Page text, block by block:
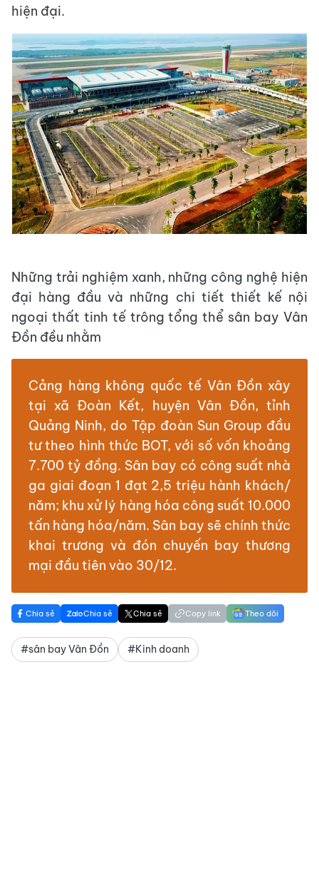
hiện đại.
Những trải nghiệm xanh, những công nghệ hiện
đại hàng đầu và những chi tiết thiết kế nội
ngoại thất tinh tế trông tổng thể sân bay Vân
Đồn đều nhằm
Cảng hàng không quốc tế Vân Đồn xây
tại xã Đoàn Kết, huyện Vân Đồn, tỉnh
Quảng Ninh, do Tập đoàn Sun Group đầu
tư theo hình thức BOT, với số vốn khoảng
7.700 tỷ đồng. Sân bay có công suất nhà
ga giai đoạn 1 đạt 2,5 triệu hành khách/
năm; khu xử lý hàng hóa công suất 10.000
tấn hàng hóa/năm. Sân bay sẽ chính thức
khai trương và đón chuyến bay thương
mại đầu tiên vào 30/12.
Chia sẻ Chia sẻ Chia sẻ Copy link Theo dõi
#sân bay Vân Đồn #Kinh doanh